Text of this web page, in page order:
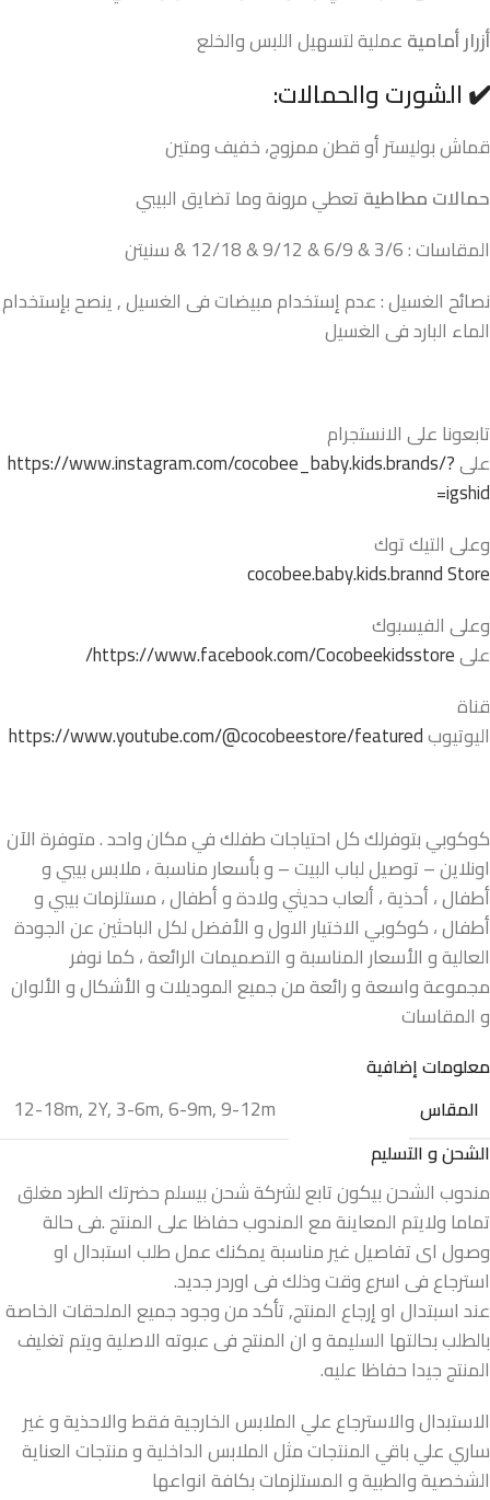
أزرار أماميةعملية لتسهيل اللبس والخلع
✔️ الشورت والحمالات:
قماش بوليستر أو قطن ممزوج، خفيف ومتين
حمالات مطاطيةتعطي مرونة وما تضايق البيبي
المقاسات : 3/6 & 6/9 & 9/12 & 12/18 & سنيتن
نصائح الغسيل : عدم إستخدام مبيضات فى الغسيل , ينصح بإستخدام
الماء البارد فى الغسيل
تابعونا على الانستجرام
علىhttps://www.instagram.com/cocobee_baby.kids.brands/?
igshid=
وعلى التيك توك
cocobee.baby.kids.brannd Store
وعلى الفيسبوك
علىhttps://www.facebook.com/Cocobeekidsstore/
قناة
اليوتيوبhttps://www.youtube.com/@cocobeestore/featured
كوكوبي بتوفرلك كل احتياجات طفلك في مكان واحد . متوفرة الآن
اونلاين – توصيل لباب البيت – و بأسعار مناسبة ، ملابس بيبي و
أطفال ، أحذية ، ألعاب حديثي ولادة و أطفال ، مستلزمات بيبي و
أطفال ، كوكوبي الاختيار الاول و الأفضل لكل الباحثين عن الجودة
العالية و الأسعار المناسبة و التصميمات الرائعة ، كما نوفر
مجموعة واسعة و رائعة من جميع الموديلات و الأشكال و الألوان
و المقاسات
معلومات إضافية
المقاس
12-18m,2Y,3-6m,6-9m,9-12m
الشحن و التسليم
مندوب الشحن بيكون تابع لشركة شحن بيسلم حضرتك الطرد مغلق
تماما ولايتم المعاينة مع المندوب حفاظا على المنتج .فى حالة
وصول اى تفاصيل غير مناسبة يمكنك عمل طلب استبدال او
استرجاع فى اسرع وقت وذلك فى اوردر جديد.
عند اسبتدال او إرجاع المنتج, تأكد من وجود جميع الملحقات الخاصة
بالطلب بحالتها السليمة و ان المنتج فى عبوته الاصلية ويتم تغليف
المنتج جيدا حفاظا عليه.
الاستبدال والاسترجاع علي الملابس الخارجية فقط والاحذية و غير
ساري علي باقي المنتجات مثل الملابس الداخلية و منتجات العناية
الشخصية والطبية و المستلزمات بكافة انواعها